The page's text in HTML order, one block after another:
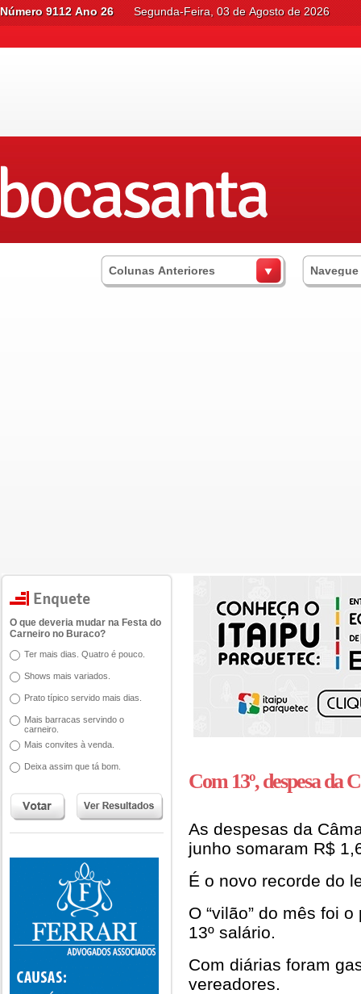
Número 9112 Ano 26 Segunda-Feira, 03 de Agosto de 2026
Colunas Anteriores
O que deveria mudar na Festa do
Carneiro no Buraco?
Ter mais dias. Quatro é pouco.
Shows mais variados.
Prato típico servido mais dias.
Mais barracas servindo o
carneiro.
Mais convites à venda.
Deixa assim que tá bom.
Com 13º, despesa da
As despesas da
junho somaram R$
É o novo recorde do
O “vilão” do mês foi
13º salário.
Com diárias foram
vereadores.